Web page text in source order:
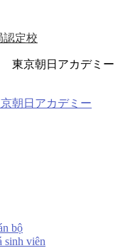
認定校
東京朝日アカデミー
bộ
sinh viên